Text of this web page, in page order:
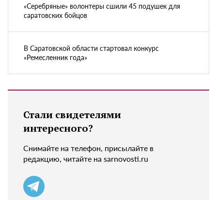
«Серебряные» волонтеры сшили 45 подушек для
саратовских бойцов
В Саратовской области стартовал конкурс
«Ремесленник года»
Стали свидетелями
интересного?
Снимайте на телефон, присылайте в
редакцию, читайте на sarnovosti.ru